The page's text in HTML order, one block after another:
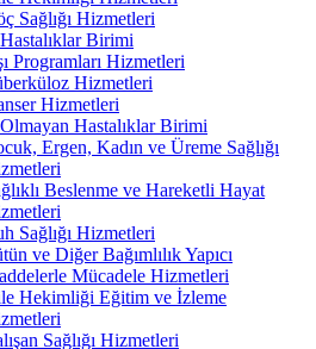
Sağlığı Hizmetleri
Hastalıklar Birimi
Programları Hizmetleri
Hizmetleri
Hizmetleri
Olmayan Hastalıklar Birimi
Ergen, Kadın ve Üreme Sağlığı
Beslenme ve Hareketli Hayat
Sağlığı Hizmetleri
ve Diğer Bağımlılık Yapıcı
Mücadele Hizmetleri
Hekimliği Eğitim ve İzleme
Sağlığı Hizmetleri